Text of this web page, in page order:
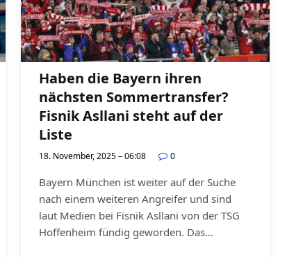
Haben die Bayern ihren
nächsten Sommertransfer?
Fisnik Asllani steht auf der
Liste
18. November, 2025 – 06:08 0
Bayern München ist weiter auf der Suche
nach einem weiteren Angreifer und sind
laut Medien bei Fisnik Asllani von der TSG
Hoffenheim fündig geworden. Das…